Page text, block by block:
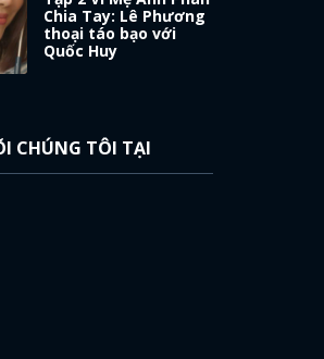
Chia Tay: Lê Phương
thoại táo bạo với
Quốc Huy
CHÚNG TÔI TẠI